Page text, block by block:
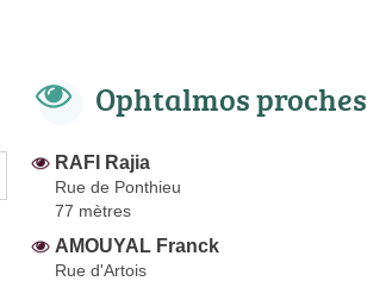
Ophtalmos proches
RAFI Rajia
Rue de Ponthieu
77 mètres
AMOUYAL Franck
Rue d'Artois